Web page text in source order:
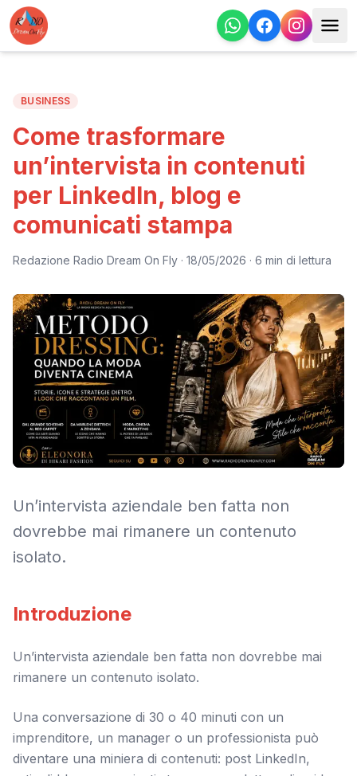
BUSINESS
Come trasformare
un’intervista in contenuti
per LinkedIn, blog e
comunicati stampa
Redazione Radio Dream On Fly · 18/05/2026 · 6 min di lettura
Un’intervista aziendale ben fatta non
dovrebbe mai rimanere un contenuto
isolato.
Introduzione
Un’intervista aziendale ben fatta non dovrebbe mai
rimanere un contenuto isolato.
Una conversazione di 30 o 40 minuti con un
imprenditore, un manager o un professionista può
diventare una miniera di contenuti: post LinkedIn,